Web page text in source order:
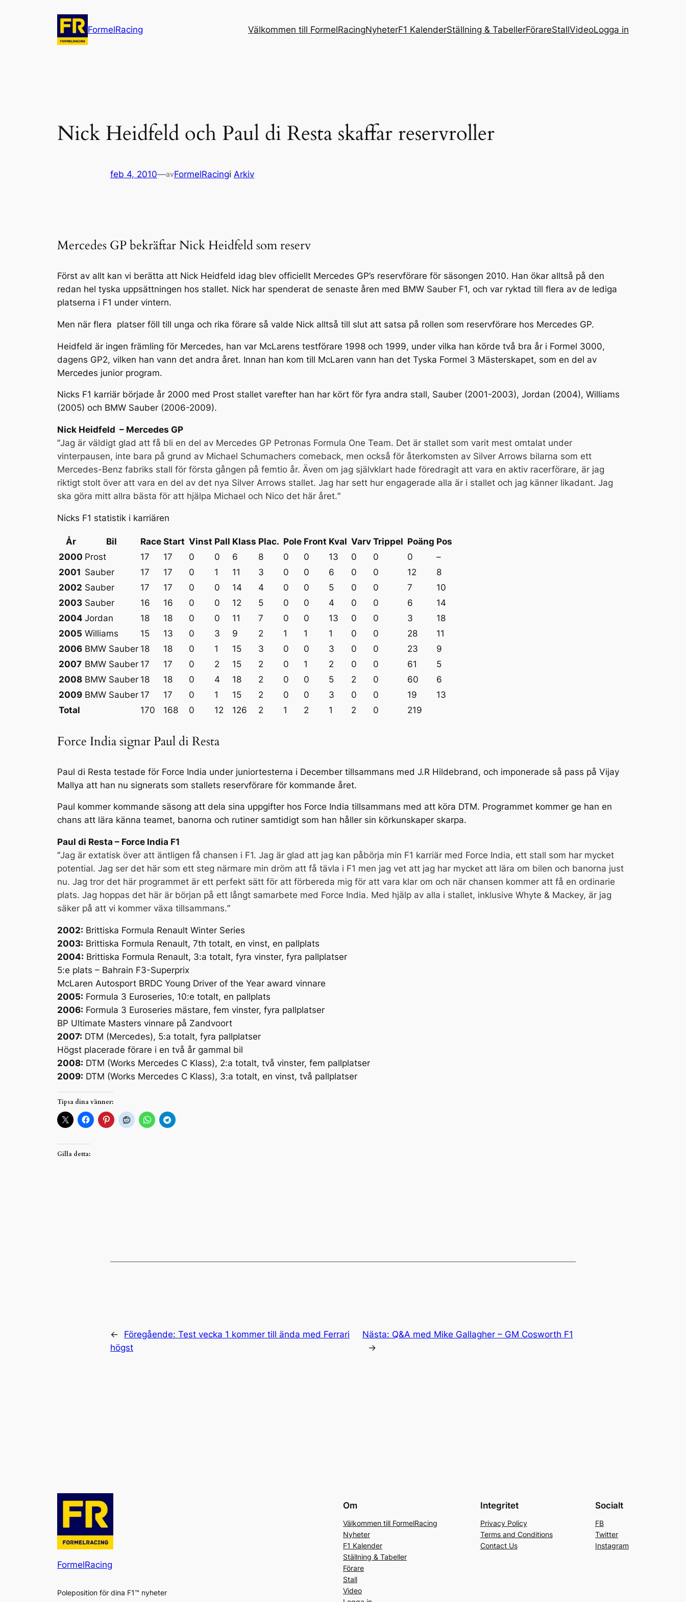
FormelRacing Välkommen till FormelRacingNyheterF1 KalenderStällning & TabellerFörareStallVideoLogga in
Nick Heidfeld och Paul di Resta skaffar reservroller
feb 4, 2010—avFormelRacingi Arkiv
Mercedes GP bekräftar Nick Heidfeld som reserv
Först av allt kan vi berätta att Nick Heidfeld idag blev officiellt Mercedes GP’s reservförare för säsongen 2010. Han ökar alltså på den
redan hel tyska uppsättningen hos stallet. Nick har spenderat de senaste åren med BMW Sauber F1, och var ryktad till flera av de lediga
platserna i F1 under vintern.
Men när flera platser föll till unga och rika förare så valde Nick alltså till slut att satsa på rollen som reservförare hos Mercedes GP.
Heidfeld är ingen främling för Mercedes, han var McLarens testförare 1998 och 1999, under vilka han körde två bra år i Formel 3000,
dagens GP2, vilken han vann det andra året. Innan han kom till McLaren vann han det Tyska Formel 3 Mästerskapet, som en del av
Mercedes junior program.
Nicks F1 karriär började år 2000 med Prost stallet varefter han har kört för fyra andra stall, Sauber (2001-2003), Jordan (2004), Williams
(2005) och BMW Sauber (2006-2009).
Nick Heidfeld – Mercedes GP
”Jag är väldigt glad att få bli en del av Mercedes GP Petronas Formula One Team. Det är stallet som varit mest omtalat under
vinterpausen, inte bara på grund av Michael Schumachers comeback, men också för återkomsten av Silver Arrows bilarna som ett
Mercedes-Benz fabriks stall för första gången på femtio år. Även om jag självklart hade föredragit att vara en aktiv racerförare, är jag
riktigt stolt över att vara en del av det nya Silver Arrows stallet. Jag har sett hur engagerade alla är i stallet och jag känner likadant. Jag
ska göra mitt allra bästa för att hjälpa Michael och Nico det här året.”
Nicks F1 statistik i karriären
År Bil Race Start Vinst Pall Klass Plac. Pole Front Kval Varv Trippel Poäng Pos
2000 Prost 17 17 0 0 6 8 0 0 13 0 0 0
–
2001 Sauber 17 17 0 1 11 3 0 0 6 0 0 12
8
2002 Sauber 17 17 0 0 14 4 0 0 5 0 0 7
10
2003 Sauber 16 16 0 0 12 5 0 0 4 0 0 6
14
2004 Jordan 18 18 0 0 11 7 0 0 13 0 0 3
18
2005 Williams 15 13 0 3 9 2 1 1 1 0 0 28
11
2006 BMW Sauber 18 18 0 1 15 3 0 0 3 0 0 23
9
2007 BMW Sauber 17 17 0 2 15 2 0 1 2 0 0 61
5
2008 BMW Sauber 18 18 0 4 18 2 0 0 5 2 0 60
6
2009 BMW Sauber 17 17 0 1 15 2 0 0 3 0 0 19
13
Total
170 168 0 12 126 2 1 2 1 2 0 219
Force India signar Paul di Resta
Paul di Resta testade för Force India under juniortesterna i December tillsammans med J.R Hildebrand, och imponerade så pass på Vijay
Mallya att han nu signerats som stallets reservförare för kommande året.
Paul kommer kommande säsong att dela sina uppgifter hos Force India tillsammans med att köra DTM. Programmet kommer ge han en
chans att lära känna teamet, banorna och rutiner samtidigt som han håller sin körkunskaper skarpa.
Paul di Resta – Force India F1
”Jag är extatisk över att äntligen få chansen i F1. Jag är glad att jag kan påbörja min F1 karriär med Force India, ett stall som har mycket
potential. Jag ser det här som ett steg närmare min dröm att få tävla i F1 men jag vet att jag har mycket att lära om bilen och banorna just
nu. Jag tror det här programmet är ett perfekt sätt för att förbereda mig för att vara klar om och när chansen kommer att få en ordinarie
plats. Jag hoppas det här är början på ett långt samarbete med Force India. Med hjälp av alla i stallet, inklusive Whyte & Mackey, är jag
säker på att vi kommer växa tillsammans.”
2002: Brittiska Formula Renault Winter Series
2003: Brittiska Formula Renault, 7th totalt, en vinst, en pallplats
2004: Brittiska Formula Renault, 3:a totalt, fyra vinster, fyra pallplatser
5:e plats – Bahrain F3-Superprix
McLaren Autosport BRDC Young Driver of the Year award vinnare
2005: Formula 3 Euroseries, 10:e totalt, en pallplats
2006: Formula 3 Euroseries mästare, fem vinster, fyra pallplatser
BP Ultimate Masters vinnare på Zandvoort
2007: DTM (Mercedes), 5:a totalt, fyra pallplatser
Högst placerade förare i en två år gammal bil
2008: DTM (Works Mercedes C Klass), 2:a totalt, två vinster, fem pallplatser
2009: DTM (Works Mercedes C Klass), 3:a totalt, en vinst, två pallplatser
Tipsa dina vänner:
Gilla detta:
← Föregående: Test vecka 1 kommer till ända med Ferrari
högst
Nästa: Q&A med Mike Gallagher – GM Cosworth F1
→
FormelRacing
Poleposition för dina F1™ nyheter
Om
Välkommen till FormelRacing
Nyheter
F1 Kalender
Ställning & Tabeller
Förare
Stall
Video
Integritet
Privacy Policy
Terms and Conditions
Contact Us
Socialt
FB
Twitter
Instagram